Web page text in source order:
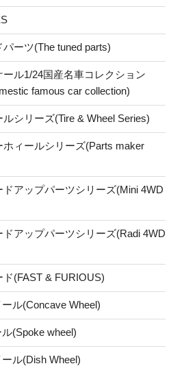
ーツ(The tuned parts)
ル1/24国産名車コレクション
famous car collection)
シリーズ(Tire & Wheel Series)
ィールシリーズ(Parts maker
アップパーツシリーズ(Mini 4WD
アップパーツシリーズ(Radi 4WD
(FAST & FURIOUS)
ル(Concave Wheel)
(Spoke wheel)
ル(Dish Wheel)